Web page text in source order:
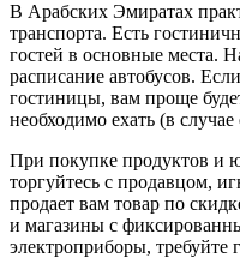
В Арабских Эмиратах
транспорта. Есть
гостей в основные места.
расписание автобусов.
гостиницы, вам проще
необходимо ехать (в
При покупке продуктов и
торгуйтесь с продавцом,
продает вам товар по
и магазины с
электроприборы, требуйте